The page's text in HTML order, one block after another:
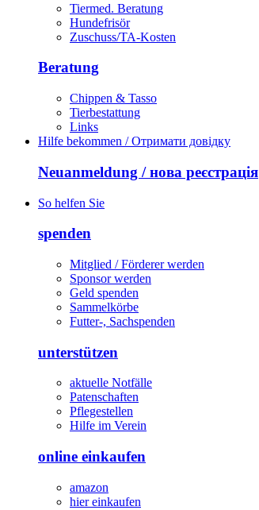
Tiermed. Beratung
Hundefrisör
Zuschuss/TA-Kosten
Beratung
Chippen & Tasso
Tierbestattung
Links
Hilfe bekommen / Отримати довідку
Neuanmeldung / нова реєстрація
So helfen Sie
spenden
Mitglied / Förderer werden
Sponsor werden
Geld spenden
Sammelkörbe
Futter-, Sachspenden
unterstützen
aktuelle Notfälle
Patenschaften
Pflegestellen
Hilfe im Verein
online einkaufen
amazon
hier einkaufen